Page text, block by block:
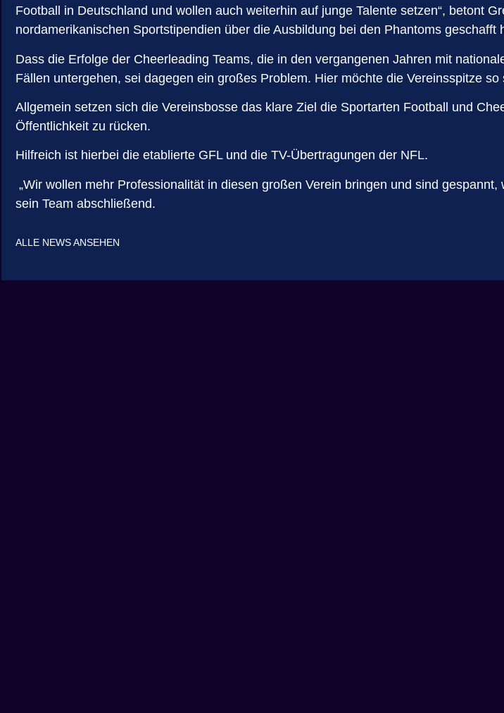
Football in Deutschland und wollen auch weiterhin auf junge Talente setzen“, betont
nordamerikanischen Sportstipendien über die Ausbildung bei den Phantoms geschafft
Dass die Erfolge der Cheerleading Teams, die in den vergangenen Jahren mit
Fällen untergehen, sei dagegen ein großes Problem. Hier möchte die Vereinsspitze
Allgemein setzen sich die Vereinsbosse das klare Ziel die Sportarten Football und
Öffentlichkeit zu rücken.
Hilfreich ist hierbei die etablierte GFL und die TV-Übertragungen der NFL.
„Wir wollen mehr Professionalität in diesen großen Verein bringen und sind
sein Team abschließend.
ALLE NEWS ANSEHEN